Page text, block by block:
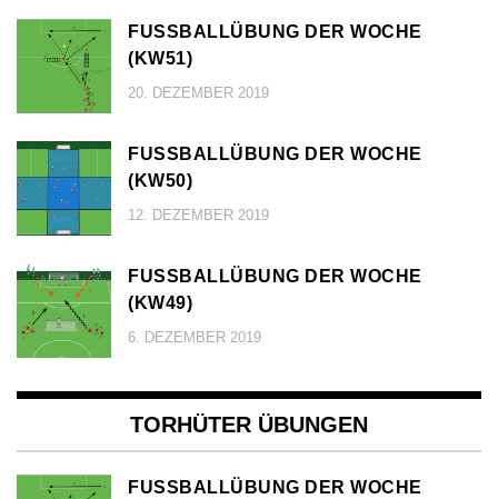
FUSSBALLÜBUNG DER WOCHE (
KW51)
20. DEZEMBER 2019
FUSSBALLÜBUNG DER WOCHE (
KW50)
12. DEZEMBER 2019
FUSSBALLÜBUNG DER WOCHE (
KW49)
6. DEZEMBER 2019
TORHÜTER ÜBUNGEN
FUSSBALLÜBUNG DER WOCHE (